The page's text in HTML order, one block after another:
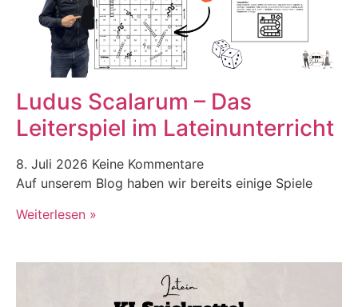
Ludus Scalarum – Das
Leiterspiel im Lateinunterricht
8. Juli 2026 Keine Kommentare
Auf unserem Blog haben wir bereits einige Spiele
Weiterlesen »